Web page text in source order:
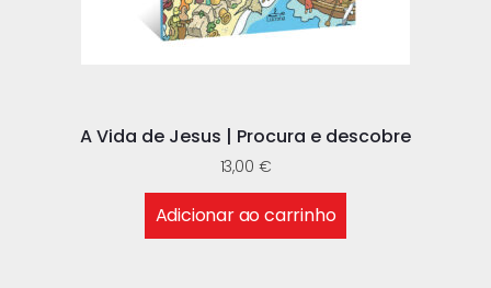
A Vida de Jesus | Procura e descobre
13,00 €
Adicionar ao carrinho